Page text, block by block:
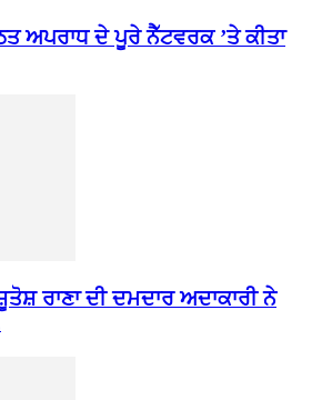
ਅਪਰਾਧ ਦੇ ਪੂਰੇ ਨੈੱਟਵਰਕ ’ਤੇ ਕੀਤਾ
ਰਾਣਾ ਦੀ ਦਮਦਾਰ ਅਦਾਕਾਰੀ ਨੇ